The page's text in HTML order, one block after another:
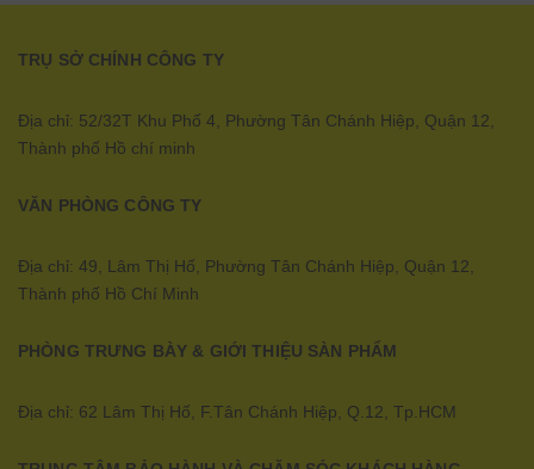
TRỤ SỞ CHÍNH CÔNG TY
Địa chỉ: 52/32T Khu Phố 4, Phường Tân Chánh Hiệp, Quận 12,
Thành phố Hồ chí minh
VĂN PHÒNG CÔNG TY
Địa chỉ: 49, Lâm Thị Hố, Phường Tân Chánh Hiệp, Quận 12,
Thành phố Hồ Chí Minh
PHÒNG TRƯNG BÀY & GIỚI THIỆU SÀN PHẨM
Địa chỉ: 62 Lâm Thị Hố, F.Tân Chánh Hiệp, Q.12, Tp.HCM